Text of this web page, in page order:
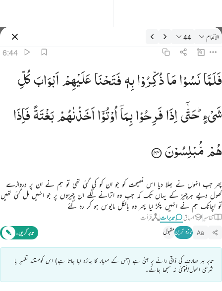
تدبرات: الأنعام 6:44
الأنعام 44
6:44
فلما نسوا ما ذكروا به فتحنا عليهم ابواب كل شيء حتى اذا فرحوا بما اوتوا اخذناهم بغتة فاذا هم مبلسون ٤٤
فَلَمَّا نَسُوا۟ مَا ذُكِّرُوا۟ بِهِۦ فَتَحْنَا عَلَيْهِمْ أَبْوَٰبَ كُلِّ شَىْءٍ حَتَّىٰٓ إِذَا فَرِحُوا۟ بِمَآ أُوتُوٓا۟ أَخَذْنَـٰهُم بَغْتَةًۭ
فَلَمَّانَسُوْامَاذُكِّرُوْابِهٖفَتَحْنَاعَلَیْهِمْاَبْوَابَكُلِّ
شَیْءٍ ؕحَتّٰۤیاِذَافَرِحُوْابِمَاۤاُوْتُوْۤااَخَذْنٰهُمْبَغْتَةًفَاِذَا
هُمْمُّبْلِسُوْنَ
پھر جب انہوں نے بھلا دیا اس نصیحت کو جو ان کو کی گئی تھی تو ہم نے ان پر دروازے
کھول دیے ہرچیز کے یہاں تک کہ جب وہ اترانے لگے ان چیزوں پر جو انہیں مل گئی تھیں
تو اچانک ہم نے انہیں پکڑ لیا پھر وہ بالکل مایوس ہو کر رہ گئے
تفاسیر اسباق تدبرات قرأت
Aa تازہ ترینمقبول تدبر کریں۔
تدبر ہر صارف کی ذاتی رائے پر مبنی ہے (جس کے معیار کا جائزہ لیا جاتا ہے) اس کومستند تفسیر یا
شرعی اصول/فتویٰ نہ سمجھا جائے۔